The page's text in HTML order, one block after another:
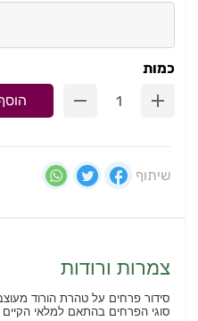
כמות
שיתוף
צמרות ורודות
סידור פרחים על טהרת הורוד
סוגי הפרחים בהתאם למלאי הקיים